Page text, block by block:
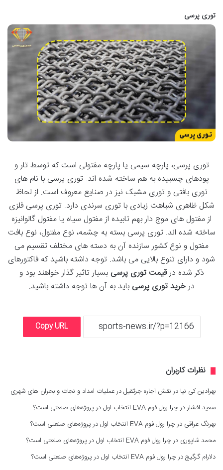
توری پرسی
توری پرسی، پارچه سیمی یا پارچه مفتولی است که توسط تار و
پودهای چسبیده به هم ساخته شده اند. توری پرسی با نام های
توری بافتی و توری مشبک نیز در صنایع معروف است. از لحاظ
شکل ظاهری شباهت زیادی با توری سرندی دارد. توری پرسی فلزی
از مفتول های موج دار بهم تابیده از مفتول سیاه یا مفتول گالوانیزه
ساخته شده اند. توری پرسی بسته به چشمه، نوع مفتول، نوع بافت
مفتول و نوع کشور سازنده آن به دسته های مختلف تقسیم می
شود و دارای تنوع بالایی می باشد. توجه داشته باشید که فاکتورهای
ذکر شده درقیمت توری پرسی بسیار تاثیر گذار خواهند بود و
درخرید توری پرسی باید به آن ها توجه داشته باشید.
Copy URL
نظرات کاربران
بهرادین کی نیا درنقش اجاره جرثقیل در عملیات امداد و نجات و بحران های شهری
سعید افشاردرچرا رول فوم EVA انتخاب اول در پروژه‌های صنعتی است؟
بهرنگ عراقی درچرا رول فوم EVA انتخاب اول در پروژه‌های صنعتی است؟
محمد شاپوری درچرا رول فوم EVA انتخاب اول در پروژه‌های صنعتی است؟
دلارام گرگیجدرچرا رول فوم EVA انتخاب اول در پروژه‌های صنعتی است؟